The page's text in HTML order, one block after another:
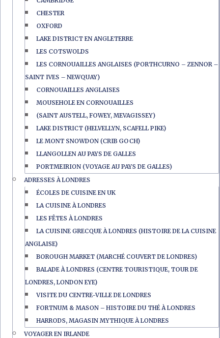
CHESTER
OXFORD
LAKE DISTRICT EN ANGLETERRE
LES COTSWOLDS
LES CORNOUAILLES ANGLAISES (PORTHCURNO – ZENNOR –
SAINT IVES – NEWQUAY)
CORNOUAILLES ANGLAISES
MOUSEHOLE EN CORNOUAILLES
(SAINT AUSTELL, FOWEY, MEVAGISSEY)
LAKE DISTRICT (HELVELLYN, SCAFELL PIKE)
LE MONT SNOWDON (CRIB GOCH)
LLANGOLLEN AU PAYS DE GALLES
PORTMEIRION (VOYAGE AU PAYS DE GALLES)
ADRESSES À LONDRES
ÉCOLES DE CUISINE EN UK
LA CUISINE À LONDRES
LES FÊTES À LONDRES
LA CUISINE GRECQUE À LONDRES (HISTOIRE DE LA CUISINE
ANGLAISE)
BOROUGH MARKET (MARCHÉ COUVERT DE LONDRES)
BALADE À LONDRES (CENTRE TOURISTIQUE, TOUR DE
LONDRES, LONDON EYE)
VISITE DU CENTRE-VILLE DE LONDRES
FORTNUM & MASON – HISTOIRE DU THÉ À LONDRES
HARRODS, MAGASIN MYTHIQUE À LONDRES
VOYAGER EN IRLANDE